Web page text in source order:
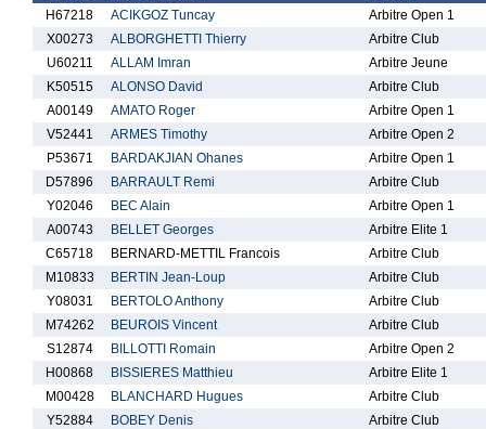
H67218
ACIKGOZ Tuncay
Arbitre Open 1
X00273
ALBORGHETTI Thierry
Arbitre Club
U60211
ALLAM Imran
Arbitre Jeune
K50515
ALONSO David
Arbitre Club
A00149
AMATO Roger
Arbitre Open 1
V52441
ARMES Timothy
Arbitre Open 2
P53671
BARDAKJIAN Ohanes
Arbitre Open 1
D57896
BARRAULT Remi
Arbitre Club
Y02046
BEC Alain
Arbitre Open 1
A00743
BELLET Georges
Arbitre Elite 1
C65718
BERNARD-METTIL Francois
Arbitre Club
M10833
BERTIN Jean-Loup
Arbitre Club
Y08031
BERTOLO Anthony
Arbitre Club
M74262
BEUROIS Vincent
Arbitre Club
S12874
BILLOTTI Romain
Arbitre Open 2
H00868
BISSIERES Matthieu
Arbitre Elite 1
M00428
BLANCHARD Hugues
Arbitre Club
Y52884
BOBEY Denis
Arbitre Club